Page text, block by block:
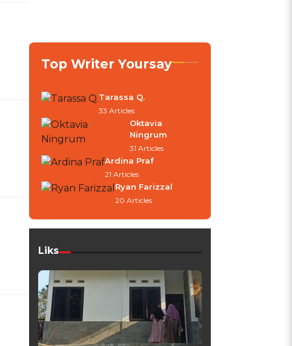
Top Writer Yoursay
Tarassa Q.
33 Articles
Oktavia
Ningrum
31 Articles
Ardina Praf
21 Articles
Ryan Farizzal
20 Articles
Liks